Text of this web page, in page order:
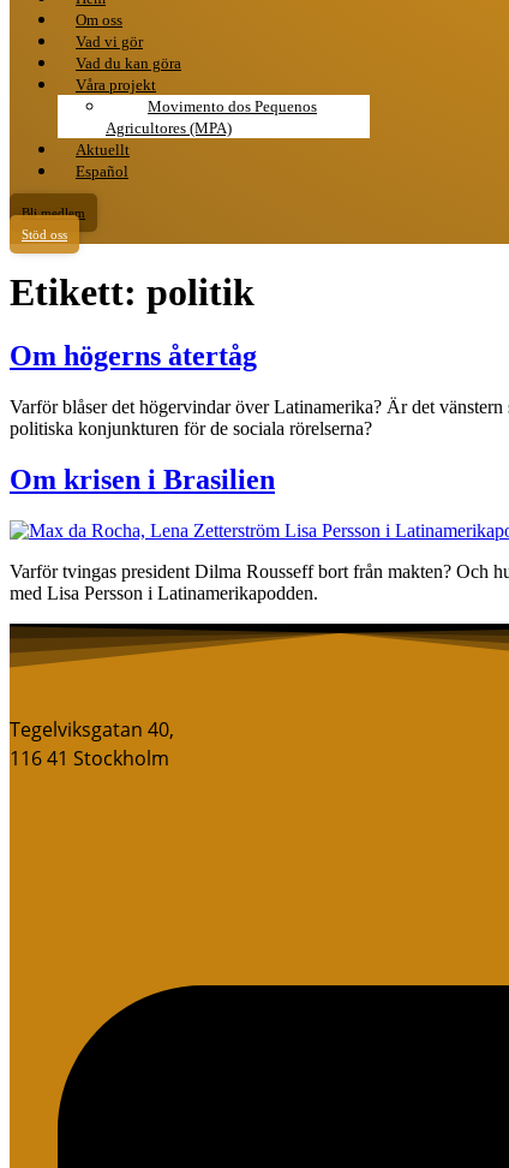
Om oss
Vad vi gör
Vad du kan göra
Våra projekt
Movimento dos Pequenos
Agricultores (MPA)
Aktuellt
Español
Bli medlem
Stöd oss
Etikett: politik
Om högerns återtåg
Varför blåser det högervindar över Latinamerika? Är det
politiska konjunkturen för de sociala rörelserna?
Om krisen i Brasilien
Varför tvingas president Dilma Rousseff bort från makten? Och
med Lisa Persson i Latinamerikapodden.
Tegelviksgatan 40,
116 41 Stockholm